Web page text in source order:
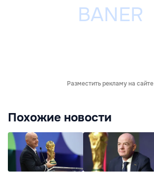
Разместить рекламу на сайте
Похожие новости